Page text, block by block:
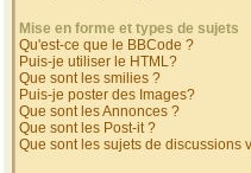
Mise en forme et types de sujets
Qu'est-ce que le BBCode ?
Puis-je utiliser le HTML?
Que sont les smilies ?
Puis-je poster des Images?
Que sont les Annonces ?
Que sont les Post-it ?
Que sont les sujets de discussions